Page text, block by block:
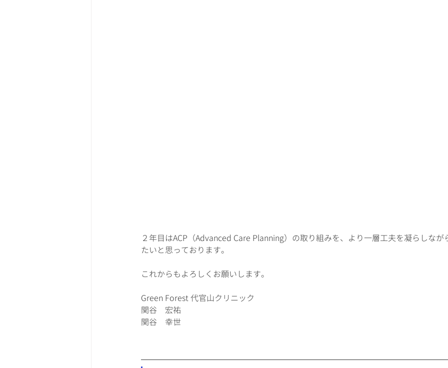
２年目はACP（Advanced Care Planning）の取り組みを、より一層工夫を凝らしなが
たいと思っております。
これからもよろしくお願いします。
Green Forest 代官山クリニック
関谷　宏祐
関谷　幸世